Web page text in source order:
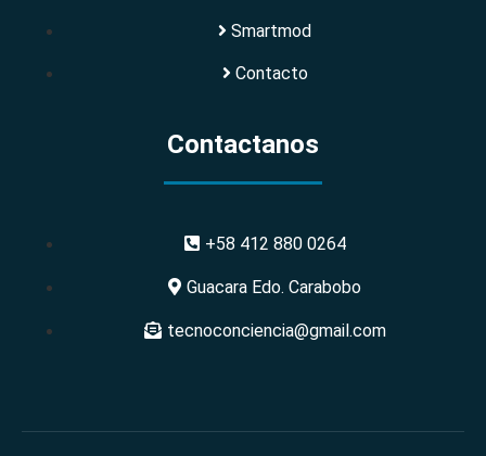
Smartmod
Contacto
Contactanos
+58 412 880 0264
Guacara Edo. Carabobo
tecnoconciencia@gmail.com